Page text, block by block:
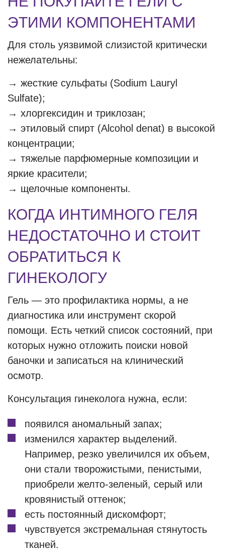
ЭТИМИ КОМПОНЕНТАМИ
Для столь уязвимой слизистой критически
нежелательны:
→ жесткие сульфаты (Sodium Lauryl
Sulfate);
→ хлоргексидин и триклозан;
→ этиловый спирт (Alcohol denat) в высокой
концентрации;
→ тяжелые парфюмерные композиции и
яркие красители;
→ щелочные компоненты.
КОГДА ИНТИМНОГО ГЕЛЯ
НЕДОСТАТОЧНО И СТОИТ
ОБРАТИТЬСЯ К
ГИНЕКОЛОГУ
Гель — это профилактика нормы, а не
диагностика или инструмент скорой
помощи. Есть четкий список состояний, при
которых нужно отложить поиски новой
баночки и записаться на клинический
осмотр.
Консультация гинеколога нужна, если:
появился аномальный запах;
изменился характер выделений.
Например, резко увеличился их объем,
они стали творожистыми, пенистыми,
приобрели желто-зеленый, серый или
кровянистый оттенок;
есть постоянный дискомфорт;
чувствуется экстремальная стянутость
тканей.